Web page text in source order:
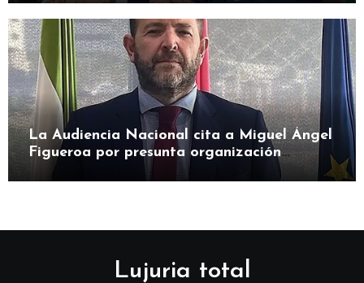
La Audiencia Nacional cita a Miguel Ángel
Figueroa por presunta organización
Lujuria total